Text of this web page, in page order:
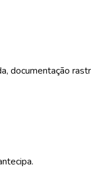
documentação